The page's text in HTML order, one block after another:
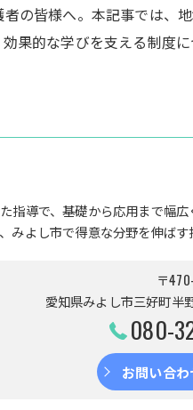
の皆様へ。本記事では
果的な学びを支える制
指導で、基礎から応用まで幅
みよし市で得意な分野を伸ばす
〒
愛知県みよし市三好町半
080-
お問い合